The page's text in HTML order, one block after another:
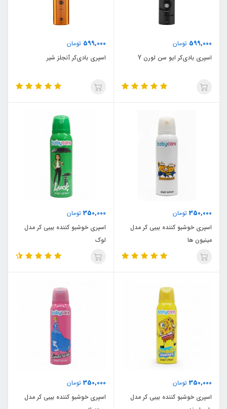
599,000 تومان
اسپری بادی‌کر ایو سن لورن Y
599,000 تومان
اسپری بادی‌کر آنجلز شیر
350,000 تومان
اسپری خوشبو کننده بیبی کر مدل
مینیون ها
350,000 تومان
اسپری خوشبو کننده بیبی کر مدل
لوک
350,000 تومان
اسپری خوشبو کننده بیبی کر مدل
350,000 تومان
اسپری خوشبو کننده بیبی کر مدل